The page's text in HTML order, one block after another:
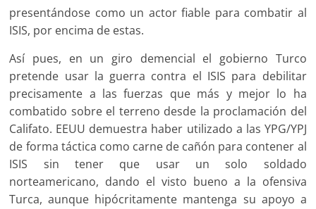
presentándose como un actor fiable para combatir al
ISIS, por encima de estas.
Así pues, en un giro demencial el gobierno Turco
pretende usar la guerra contra el ISIS para debilitar
precisamente a las fuerzas que más y mejor lo ha
combatido sobre el terreno desde la proclamación del
Califato. EEUU demuestra haber utilizado a las YPG/YPJ
de forma táctica como carne de cañón para contener al
ISIS sin tener que usar un solo soldado
norteamericano, dando el visto bueno a la ofensiva
Turca, aunque hipócritamente mantenga su apoyo a